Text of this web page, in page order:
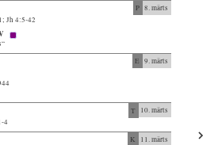
P 8. märts
Jh 4:5-42
E 9. märts
T
10. märts
4
K
11. märts